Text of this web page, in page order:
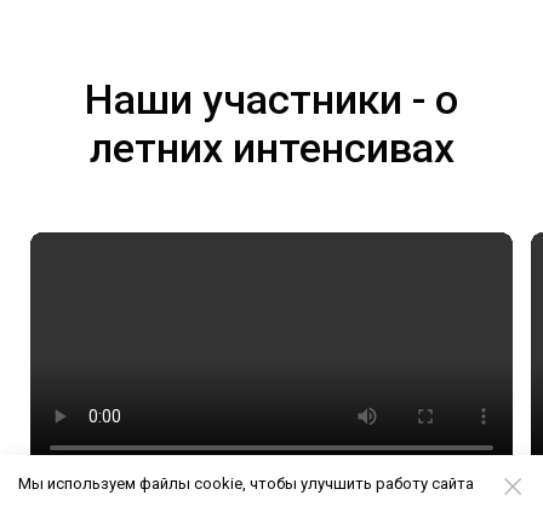
Наши участники - о
летних интенсивах
Мы используем файлы cookie, чтобы улучшить работу сайта